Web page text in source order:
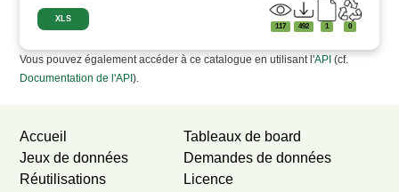
XLS
117 492 1 0
Vous pouvez également accéder à ce catalogue en utilisant l'API (cf.
Documentation de l'API).
Accueil
Jeux de données
Réutilisations
Tableaux de board
Demandes de données
Licence